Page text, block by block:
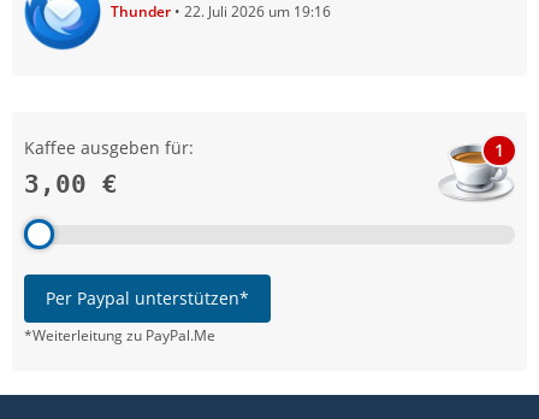
Thunder 22. Juli 2026 um 19:16
Kaffee ausgeben für:
3,00 €
1
Per Paypal unterstützen*
*Weiterleitung zu PayPal.Me